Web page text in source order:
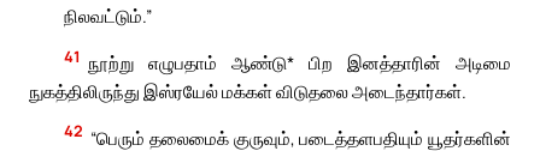
நிலவட்டும்.”
41 நூற்று எழுபதாம் ஆண்டு* பிற இனத்தாரின் அடிமை
நுகத்திலிருந்து இஸ்ரயேல் மக்கள் விடுதலை அடைந்தார்கள்.
42 “பெரும் தலைமைக் குருவும், படைத்தளபதியும் யூதர்களின்